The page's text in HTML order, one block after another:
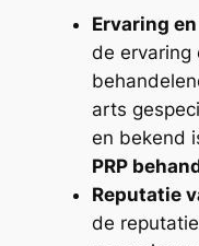
Ervaring
de ervaring
arts
en bekend
PRP
Reputatie
de